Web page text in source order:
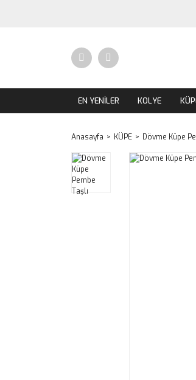
EN YENİLER KOLYE
Anasayfa KÜPE Dövme Küpe